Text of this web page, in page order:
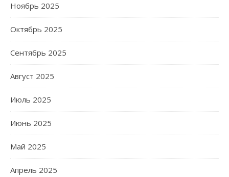
Ноябрь 2025
Октябрь 2025
Сентябрь 2025
Август 2025
Июль 2025
Июнь 2025
Май 2025
Апрель 2025